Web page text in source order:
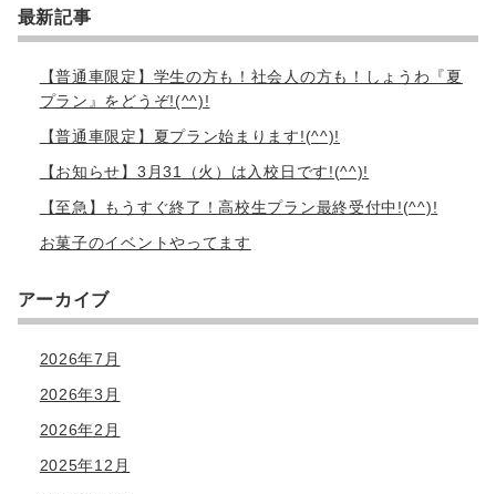
最新記事
【普通車限定】学生の方も！社会人の方も！しょうわ『夏
プラン』をどうぞ!(^^)!
【普通車限定】夏プラン始まります!(^^)!
【お知らせ】3月31（火）は入校日です!(^^)!
【至急】もうすぐ終了！高校生プラン最終受付中!(^^)!
お菓子のイベントやってます
アーカイブ
2026年7月
2026年3月
2026年2月
2025年12月